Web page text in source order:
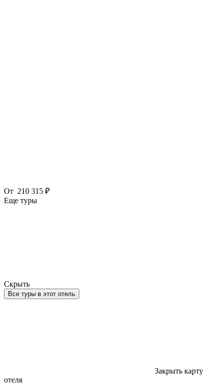
От 210 315 ₽
Еще туры
Скрыть
Все туры в этот отель
Закрыть карту
отеля